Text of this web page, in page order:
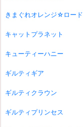
きまぐれオレンジ☆ロード
キャットプラネット
キューティーハニー
ギルティギア
ギルティクラウン
ギルティプリンセス